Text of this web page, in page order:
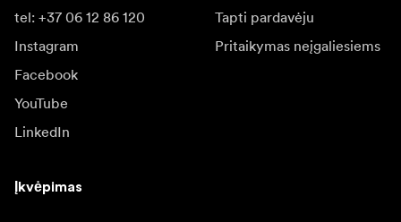
tel: +37 06 12 86 120
Instagram
Facebook
YouTube
LinkedIn
Tapti pardavėju
Pritaikymas neįgaliesiems
Įkvėpimas